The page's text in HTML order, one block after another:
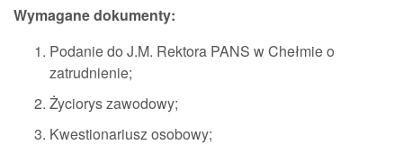
Wymagane dokumenty:
Podanie do J.M. Rektora PANS w Chełmie o
zatrudnienie;
Życiorys zawodowy;
Kwestionariusz osobowy;